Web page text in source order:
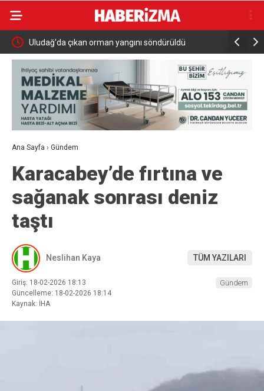
MGK 6 Ağustos 2026 Toplantısında Bölgesel
Güvenlik Gündemi
İznik
Ana Sayfa › Gündem
Karacabey’de fırtına ve
sağanak sonrası deniz
taştı
Neslihan Kaya TÜM YAZILARI
Giriş: 18-02-2026 18:13
Güncelleme: 18-02-2026 18:14
Kaynak: İHA
Gündem